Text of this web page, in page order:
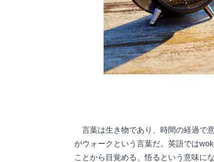
言葉は生き物であり、時間の経過で
がウォークという言葉だ。英語では
ことから目覚める、悟るという意味に